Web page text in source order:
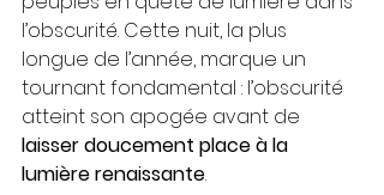
l’obscurité. Cette nuit, la plus
longue de l’année, marque un
tournant fondamental : l’obscurité
atteint son apogée avant de
laisser doucement place à la
lumière renaissante.